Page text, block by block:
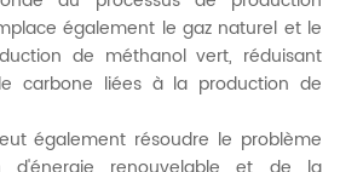
également le gaz naturel et le
de méthanol vert, réduisant
carbone liées à la production de
également résoudre le problème